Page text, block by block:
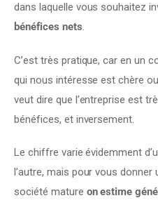
dans laquelle vous souhaitez
bénéfices nets.
C’est très pratique, car en un
qui nous intéresse est chère
veut dire que l’entreprise est
bénéfices, et inversement.
Le chiffre varie évidemment
l’autre, mais pour vous donner
société mature on estime